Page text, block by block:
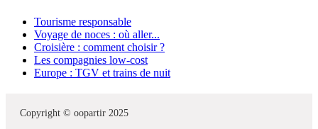
Tourisme responsable
Voyage de noces : où aller...
Croisière : comment choisir ?
Les compagnies low-cost
Europe : TGV et trains de nuit
Copyright © oopartir 2025